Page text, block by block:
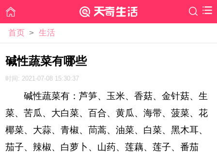
首页 > 生活
碱性蔬菜有哪些
时间: 2021-07-08 15:30:37
碱性蔬菜有：芦笋、玉米、香菇、金针菇、生
菜、苦瓜、大白菜、百合、黄瓜、海带、菠菜、花
椰菜、大蒜、青椒、茼蒿、油菜、白菜、黑木耳、
茄子、辣椒、白萝卜、山药、莲藕、莲子、番茄